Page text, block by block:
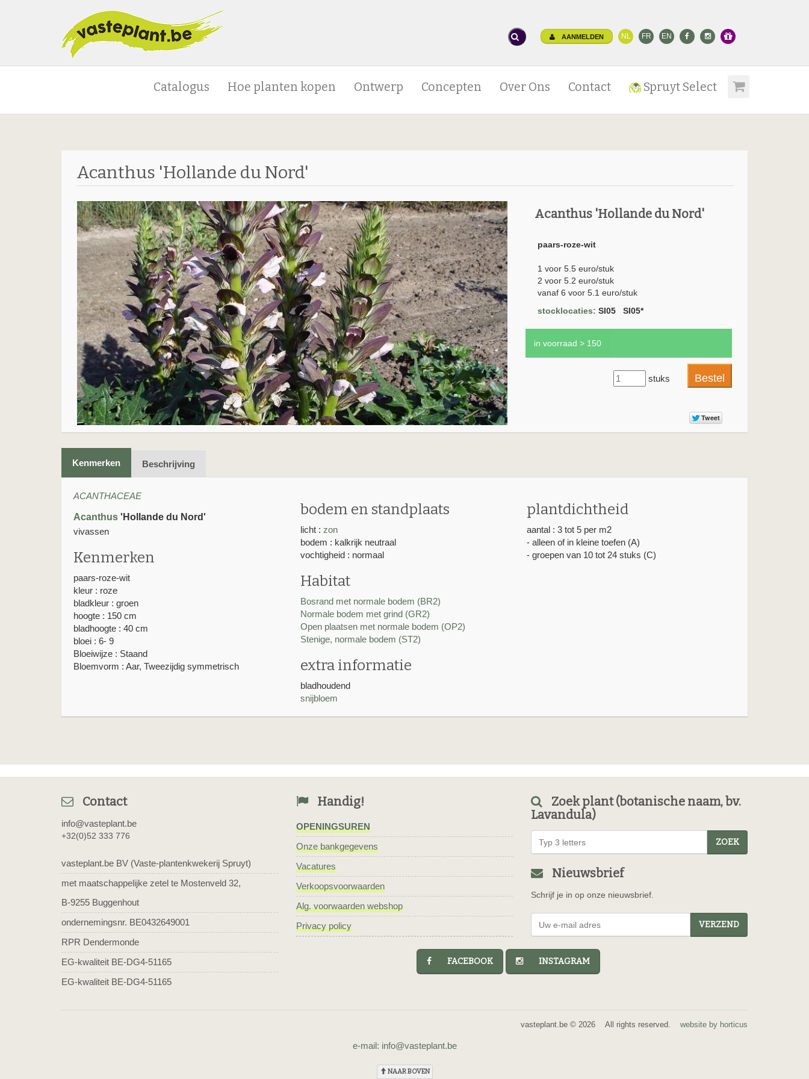
AANMELDEN NL FR EN
Catalogus Hoe planten kopen Ontwerp Concepten Over Ons Contact Spruyt Select
Acanthus 'Hollande du Nord'
Acanthus 'Hollande du Nord'
paars-roze-wit
1 voor 5.5 euro/stuk
2 voor 5.2 euro/stuk
vanaf 6 voor 5.1 euro/stuk
stocklocaties: SI05 SI05*
in voorraad > 150
stuks
Kenmerken Beschrijving
ACANTHACEAE
Acanthus 'Hollande du Nord'
vivassen
Kenmerken
paars-roze-wit
kleur : roze
bladkleur : groen
hoogte : 150 cm
bladhoogte : 40 cm
bloei : 6- 9
Bloeiwijze : Staand
Bloemvorm : Aar, Tweezijdig symmetrisch
bodem en standplaats
licht : zon
bodem : kalkrijk neutraal
vochtigheid : normaal
Habitat
Bosrand met normale bodem (BR2)
Normale bodem met grind (GR2)
Open plaatsen met normale bodem (OP2)
Stenige, normale bodem (ST2)
extra informatie
bladhoudend
snijbloem
plantdichtheid
aantal : 3 tot 5 per m2
- alleen of in kleine toefen (A)
- groepen van 10 tot 24 stuks (C)
Contact
info@vasteplant.be
+32(0)52 333 776
vasteplant.be BV (Vaste-plantenkwekerij Spruyt)
met maatschappelijke zetel te Mostenveld 32,
B-9255 Buggenhout
ondernemingsnr. BE0432649001
RPR Dendermonde
EG-kwaliteit BE-DG4-51165
EG-kwaliteit BE-DG4-51165
Handig!
OPENINGSUREN
Onze bankgegevens
Vacatures
Verkoopsvoorwaarden
Alg. voorwaarden webshop
Privacy policy
Zoek plant (botanische naam, bv.
Lavandula)
ZOEK
Nieuwsbrief
Schrijf je in op onze nieuwsbrief.
VERZEND
FACEBOOK INSTAGRAM
vasteplant.be © 2026 All rights reserved. website by horticus
e-mail: info@vasteplant.be
NAAR BOVEN